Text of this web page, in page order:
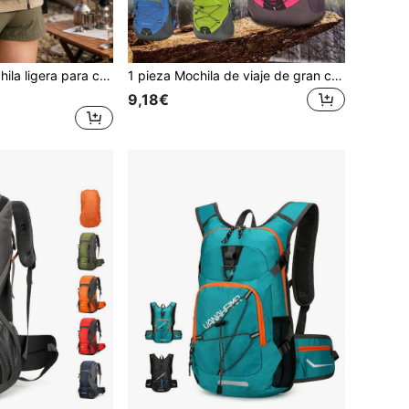
2 piezas/Set Mochila ligera para correr en senderos al aire libre, con bolsa de almacenamiento de cables, estilo deportivo profesional, adecuada para senderismo, ciclismo, montañismo y otras actividades al aire libre, con panel trasero de malla transpirable y correas ergonómicas para los hombros 1 pieza Mochila de viaje de gran capacidad y peso ligero, mochila deportiva para exteriores, bolsa de senderismo ultraligera de nailon, mochila de almacenamiento para acampada unisex, mochila para trekking. Adecuada para montañismo, senderismo, trekking, acampada.
9,18€